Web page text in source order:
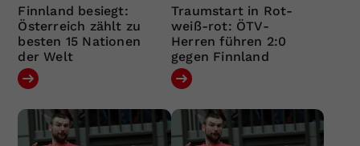
Finnland besiegt:
Österreich zählt zu
besten 15 Nationen
der Welt
Traumstart in Rot-
weiß-rot: ÖTV-
Herren führen 2:0
gegen Finnland